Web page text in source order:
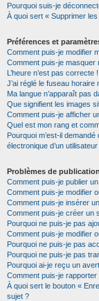
Pourquoi suis-je
À quoi sert « Supprimer
Préférences et
Comment puis-je modifier
Comment puis-je masquer
L’heure n’est pas correcte !
J’ai réglé le fuseau horaire
Ma langue n’apparaît pas
Que signifient les images
Comment puis-je afficher
Quel est mon rang et
Pourquoi m’est-il
électronique d’un utilisateur
Problèmes de publication
Comment puis-je publier
Comment puis-je modifier
Comment puis-je insérer
Comment puis-je créer un
Pourquoi ne puis-je pas
Comment puis-je modifier
Pourquoi ne puis-je pas
Pourquoi ne puis-je pas
Pourquoi ai-je reçu un
Comment puis-je
À quoi sert le bouton «
sujet ?